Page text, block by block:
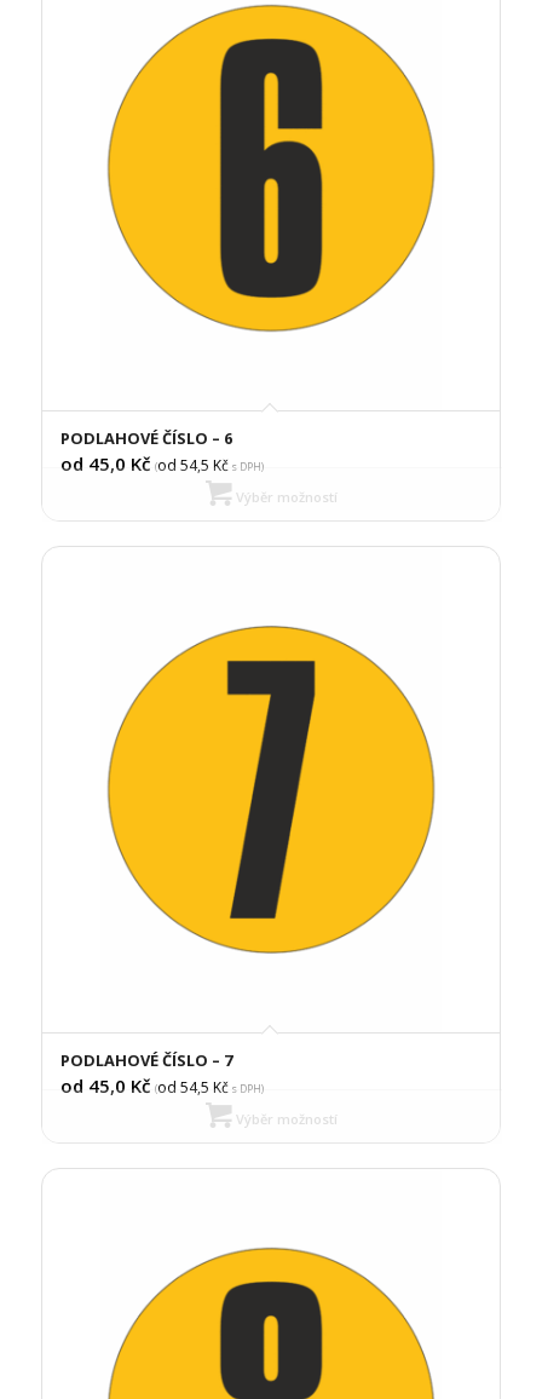
PODLAHOVÉ ČÍSLO – 6
od 45,0 Kč (od 54,5 Kčs DPH)
Výběr možností
PODLAHOVÉ ČÍSLO – 7
od 45,0 Kč (od 54,5 Kčs DPH)
Výběr možností